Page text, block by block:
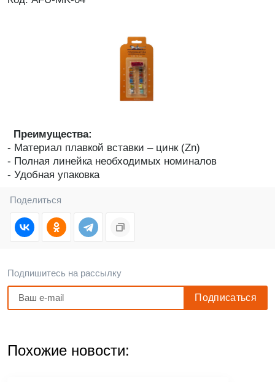
Преимущества:
- Материал плавкой вставки – цинк (Zn)
- Полная линейка необходимых номиналов
- Удобная упаковка
Поделиться
Подпишитесь на рассылку
Похожие новости: